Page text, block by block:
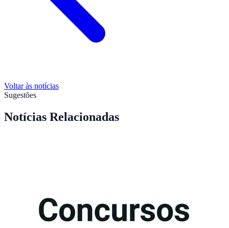
Voltar às notícias
Sugestões
Notícias Relacionadas